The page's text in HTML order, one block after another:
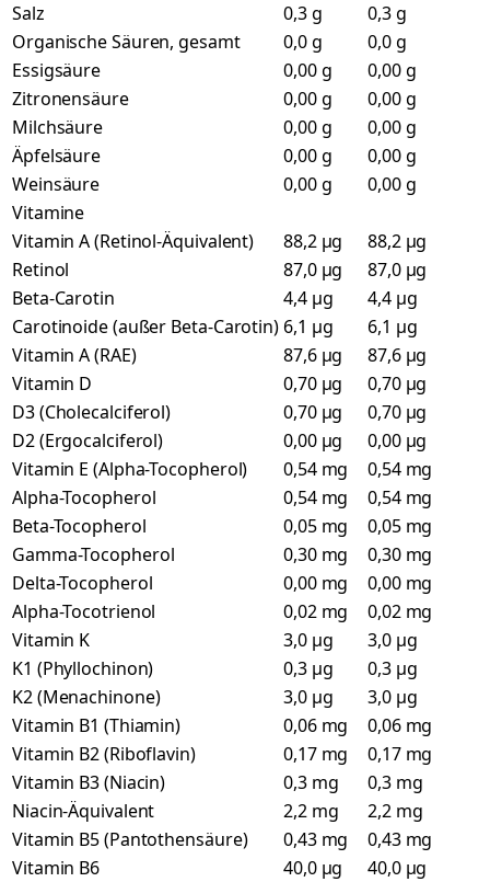
Salz
0,3 g
0,3 g
Organische Säuren, gesamt
0,0 g
0,0 g
Essigsäure
0,00 g
0,00 g
Zitronensäure
0,00 g
0,00 g
Milchsäure
0,00 g
0,00 g
Äpfelsäure
0,00 g
0,00 g
Weinsäure
0,00 g
0,00 g
Vitamine
Vitamin A (Retinol-Äquivalent)
88,2 µg
88,2 µg
Retinol
87,0 µg
87,0 µg
Beta-Carotin
4,4 µg
4,4 µg
Carotinoide (außer Beta-Carotin) 6,1 µg
6,1 µg
Vitamin A (RAE)
87,6 µg
87,6 µg
Vitamin D
0,70 µg
0,70 µg
D3 (Cholecalciferol)
0,70 µg
0,70 µg
D2 (Ergocalciferol)
0,00 µg
0,00 µg
Vitamin E (Alpha-Tocopherol)
0,54 mg
0,54 mg
Alpha-Tocopherol
0,54 mg
0,54 mg
Beta-Tocopherol
0,05 mg
0,05 mg
Gamma-Tocopherol
0,30 mg
0,30 mg
Delta-Tocopherol
0,00 mg
0,00 mg
Alpha-Tocotrienol
0,02 mg
0,02 mg
Vitamin K
3,0 µg
3,0 µg
K1 (Phyllochinon)
0,3 µg
0,3 µg
K2 (Menachinone)
3,0 µg
3,0 µg
Vitamin B1 (Thiamin)
0,06 mg
0,06 mg
Vitamin B2 (Riboflavin)
0,17 mg
0,17 mg
Vitamin B3 (Niacin)
0,3 mg
0,3 mg
Niacin-Äquivalent
2,2 mg
2,2 mg
Vitamin B5 (Pantothensäure)
0,43 mg
0,43 mg
Vitamin B6
40,0 µg
40,0 µg